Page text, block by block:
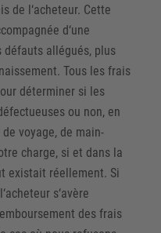
de l‘acheteur. Cette
d‘une
allégués, plus
Tous les frais
déterminer si les
ou non, en
voyage, de main-
charge, si et dans la
existait réellement. Si
s‘avère
des frais